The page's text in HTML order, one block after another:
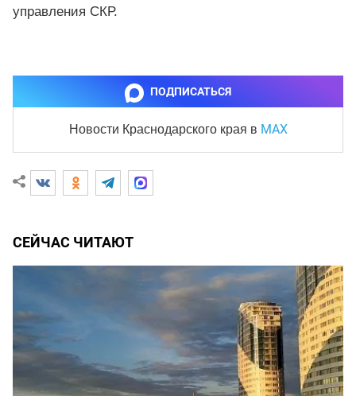
управления СКР.
ПОДПИСАТЬСЯ
Новости Краснодарского края в MAX
СЕЙЧАС ЧИТАЮТ